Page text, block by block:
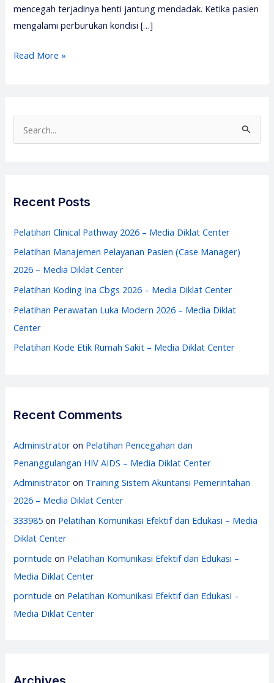
mencegah terjadinya henti jantung mendadak. Ketika pasien
mengalami perburukan kondisi […]
Pelatihan
Early
Warning
Diklat
Read More »
e
f
o
r
Recent Posts
Pelatihan Clinical Pathway 2026 – Media Diklat Center
Pelatihan Manajemen Pelayanan Pasien (Case Manager)
2026 – Media Diklat Center
Pelatihan Koding Ina Cbgs 2026 – Media Diklat Center
Pelatihan Perawatan Luka Modern 2026 – Media Diklat
Center
Pelatihan Kode Etik Rumah Sakit – Media Diklat Center
Recent Comments
Administrator on Pelatihan Pencegahan dan
Penanggulangan HIV AIDS – Media Diklat Center
Administrator on Training Sistem Akuntansi Pemerintahan
2026 – Media Diklat Center
333985 on Pelatihan Komunikasi Efektif dan Edukasi – Media
Diklat Center
porntude on Pelatihan Komunikasi Efektif dan Edukasi –
Media Diklat Center
porntude on Pelatihan Komunikasi Efektif dan Edukasi –
Media Diklat Center